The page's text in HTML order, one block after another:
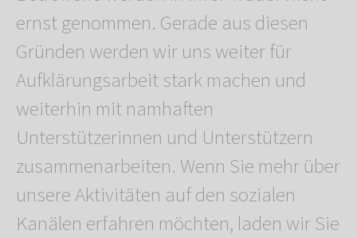
ernst genommen. Gerade aus diesen
Gründen werden wir uns weiter für
Aufklärungsarbeit stark machen und
weiterhin mit namhaften
Unterstützerinnen und Unterstützern
zusammenarbeiten. Wenn Sie mehr über
unsere Aktivitäten auf den sozialen
Kanälen erfahren möchten, laden wir Sie